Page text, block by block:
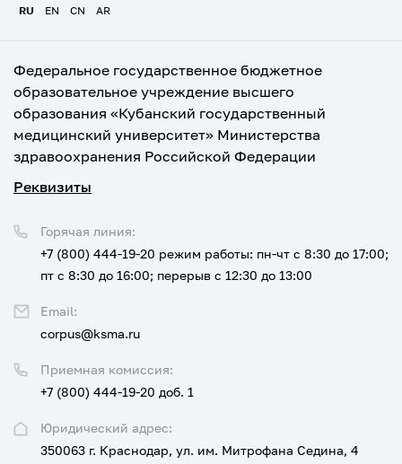
RU EN CN AR
Федеральное государственное бюджетное
образовательное учреждение высшего
образования «Кубанский государственный
медицинский университет» Министерства
здравоохранения Российской Федерации
Реквизиты
Юридический адрес:
350063 г. Краснодар, ул. им. Митрофана Седина, 4
Приемная комиссия:
+7 (800) 444-19-20 доб. 1
Горячая линия:
+7 (800) 444-19-20 режим работы: пн-чт с 8:30 до 17:00;
пт с 8:30 до 16:00; перерыв с 12:30 до 13:00
Email:
corpus@ksma.ru